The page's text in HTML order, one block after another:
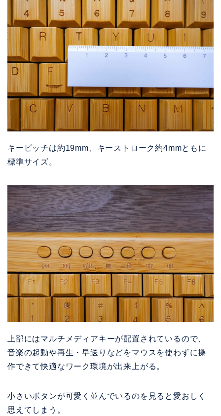
キーピッチは約19mm、キーストローク約4mmともに
標準サイズ。
上部にはマルチメディアキーが配置されているので、
音楽の起動や再生・早送りなどをマウスを使わずに操
作できて快適なワーク環境が出来上がる。
小さいボタンが可愛く並んでいるのを見ると愛おしく
思えてしまう。